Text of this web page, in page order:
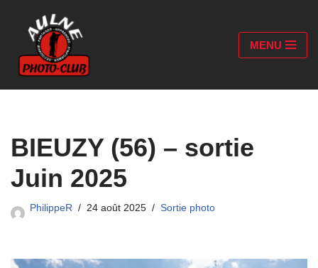
Aller
au
contenu
MENU
BIEUZY (56) – sortie
Juin 2025
PhilippeR 24 août 2025 Sortie photo